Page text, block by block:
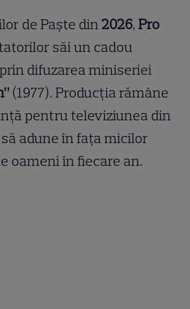
de Paște din 2026,Pro
săi un cadou
difuzarea miniseriei
(1977). Producția rămâne
pentru televiziunea din
adune în fața micilor
oameni în fiecare an.